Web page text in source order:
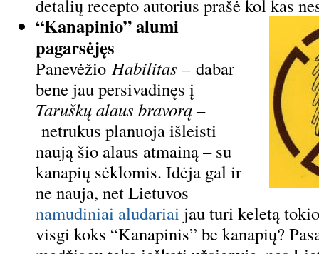
detalių recepto autorius prašė kol kas
“Kanapinio” alumi
pagarsėjęs
Panevėžio Habilitas – dabar
bene jau persivadinęs į
Taruškų alaus bravorą –
netrukus planuoja išleisti
naują šio alaus atmainą – su
kanapių sėklomis. Idėja gal ir
ne nauja, net Lietuvos
namudiniai aludariai jau turi keletą
visgi koks “Kanapinis” be kanapių?